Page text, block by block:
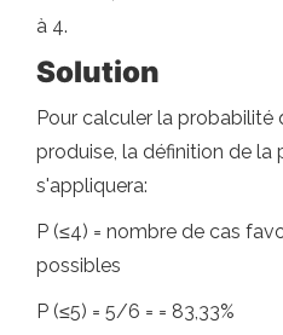
à 4.
Solution
Pour calculer la probabilité
produise, la définition de la
s'appliquera:
P (≤4) = nombre de cas
possibles
P (≤5) = 5/6 = = 83,33%